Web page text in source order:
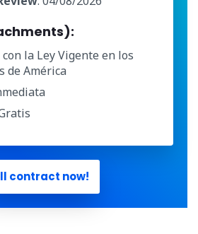
la Ley Vigente en los
de América
contract now!